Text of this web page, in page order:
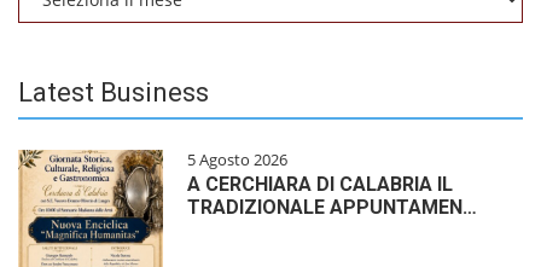
Latest Business
5 Agosto 2026
A CERCHIARA DI CALABRIA IL
TRADIZIONALE APPUNTAMEN…